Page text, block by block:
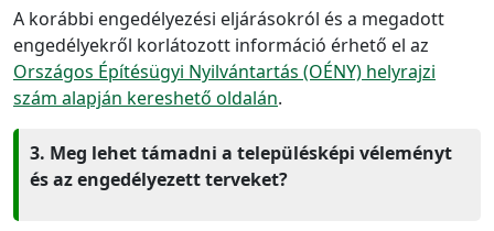
A korábbi engedélyezési eljárásokról és a megadott
engedélyekről korlátozott információ érhető el az
Országos Építésügyi Nyilvántartás (OÉNY) helyrajzi
szám alapján kereshető oldalán.
3. Meg lehet támadni a településképi véleményt
és az engedélyezett terveket?